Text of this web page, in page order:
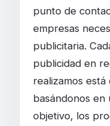
punto de
empresas
publicitaria.
publicidad en
realizamos está
basándonos en
objetivo, los